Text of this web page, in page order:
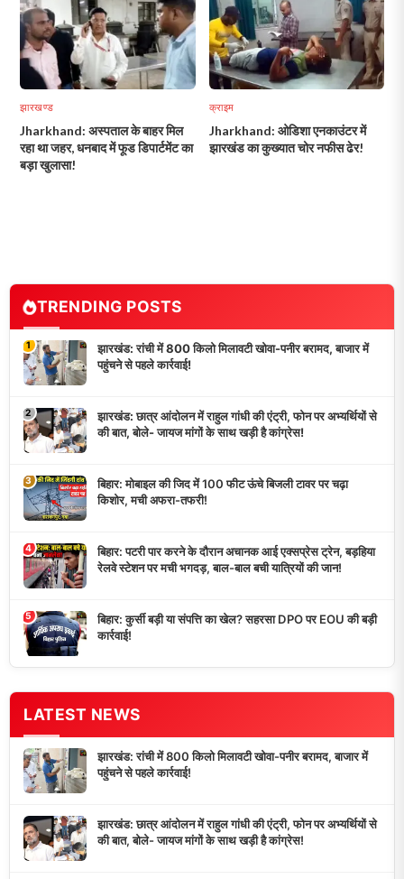
झारखण्ड
Jharkhand: अस्पताल के बाहर मिल
रहा था जहर, धनबाद में फूड डिपार्टमेंट का
बड़ा खुलासा!
क्राइम
Jharkhand: ओडिशा एनकाउंटर में
झारखंड का कुख्यात चोर नफीस ढेर!
TRENDING POSTS
1
झारखंड: रांची में 800 किलो मिलावटी खोवा-पनीर बरामद, बाजार में
पहुंचने से पहले कार्रवाई!
2
झारखंड: छात्र आंदोलन में राहुल गांधी की एंट्री, फोन पर अभ्यर्थियों से
की बात, बोले- जायज मांगों के साथ खड़ी है कांग्रेस!
3
बिहार: मोबाइल की जिद में 100 फीट ऊंचे बिजली टावर पर चढ़ा
किशोर, मची अफरा-तफरी!
4
बिहार: पटरी पार करने के दौरान अचानक आई एक्सप्रेस ट्रेन, बड़हिया
रेलवे स्टेशन पर मची भगदड़, बाल-बाल बची यात्रियों की जान!
5
बिहार: कुर्सी बड़ी या संपत्ति का खेल? सहरसा DPO पर EOU की बड़ी
कार्रवाई!
LATEST NEWS
झारखंड: रांची में 800 किलो मिलावटी खोवा-पनीर बरामद, बाजार में
पहुंचने से पहले कार्रवाई!
झारखंड: छात्र आंदोलन में राहुल गांधी की एंट्री, फोन पर अभ्यर्थियों से
की बात, बोले- जायज मांगों के साथ खड़ी है कांग्रेस!